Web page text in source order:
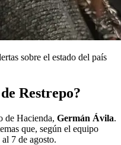
sobre el estado del país
Restrepo?
de Hacienda, Germán Ávila.
que, según el equipo
7 de agosto.